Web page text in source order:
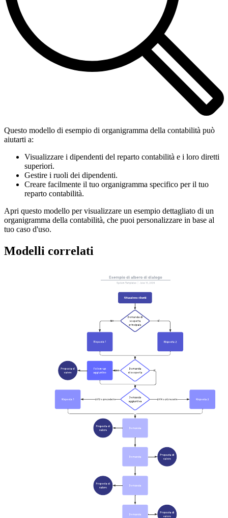
Questo modello di esempio di organigramma della contabilità può
aiutarti a:
Visualizzare i dipendenti del reparto contabilità e i loro diretti
superiori.
Gestire i ruoli dei dipendenti.
Creare facilmente il tuo organigramma specifico per il tuo
reparto contabilità.
Apri questo modello per visualizzare un esempio dettagliato di un
organigramma della contabilità, che puoi personalizzare in base al
tuo caso d'uso.
Modelli correlati